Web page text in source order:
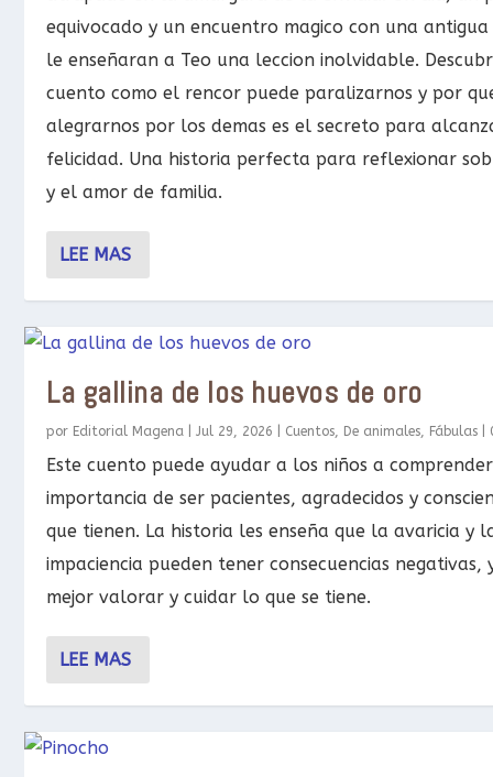
equivocado y un encuentro magico con una
le enseñaran a Teo una leccion inolvidable.
cuento como el rencor puede paralizarnos y por
alegrarnos por los demas es el secreto para
felicidad. Una historia perfecta para reflexionar
y el amor de familia.
LEE MAS
La gallina de los huevos de oro
por Editorial Magena |Jul 29, 2026 Cuentos, De animales, Fábulas
Este cuento puede ayudar a los niños a
importancia de ser pacientes, agradecidos y
que tienen. La historia les enseña que la avaricia y
impaciencia pueden tener consecuencias negativas,
mejor valorar y cuidar lo que se tiene.
LEE MAS